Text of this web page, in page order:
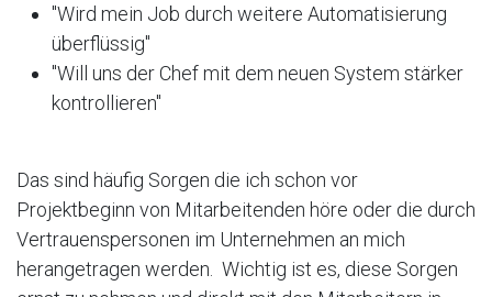
"Wird mein Job durch weitere Automatisierung
überflüssig"
"Will uns der Chef mit dem neuen System stärker
kontrollieren"
Das sind häufig Sorgen die ich schon vor
Projektbeginn von Mitarbeitenden höre oder die durch
Vertrauenspersonen im Unternehmen an mich
herangetragen werden. Wichtig ist es, diese Sorgen